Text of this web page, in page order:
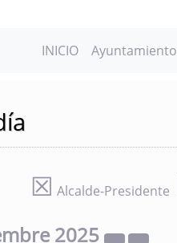
INICIO Ayuntamiento
☒ Alcalde-Presidente
2025